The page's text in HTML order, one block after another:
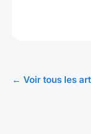
← Voir tous les